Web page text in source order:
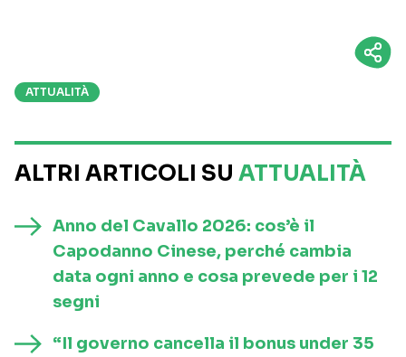
ATTUALITÀ
ALTRI ARTICOLI SU ATTUALITÀ
Anno del Cavallo 2026: cos’è il
Capodanno Cinese, perché cambia
data ogni anno e cosa prevede per i 12
segni
“Il governo cancella il bonus under 35